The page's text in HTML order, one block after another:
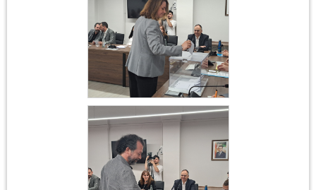
Constitució
Ajuntament 17 de juny
2023